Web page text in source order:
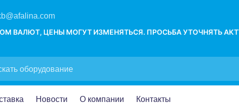
ВАЛЮТ, ЦЕНЫ МОГУТ ИЗМЕНЯТЬСЯ. ПРОСЬБА УТОЧНЯТЬ
Новости О компании Контакты